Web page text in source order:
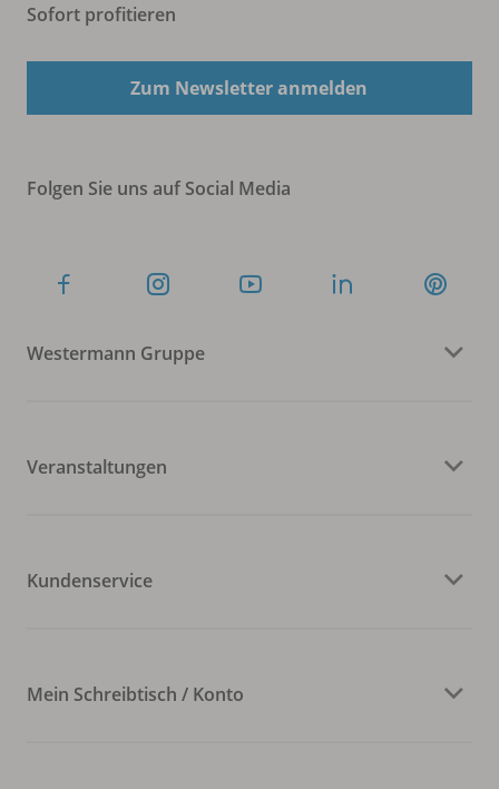
Sofort profitieren
Zum Newsletter anmelden
Folgen Sie uns auf Social Media
Westermann Gruppe
Veranstaltungen
Kundenservice
Mein Schreibtisch / Konto